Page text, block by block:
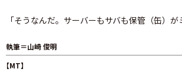
「そうなんだ。サーバーもサバも保管（缶）が
執筆＝山崎 俊明
【MT】